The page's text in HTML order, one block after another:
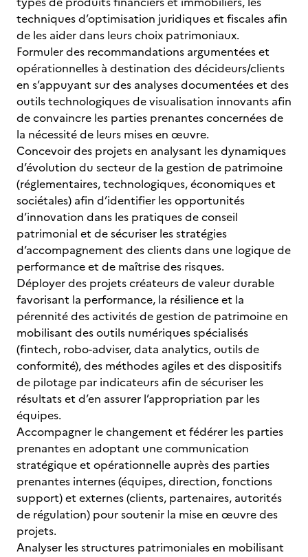
techniques d’optimisation juridiques et fiscales afin
de les aider dans leurs choix patrimoniaux.
Formuler des recommandations argumentées et
opérationnelles à destination des décideurs/clients
en s’appuyant sur des analyses documentées et des
outils technologiques de visualisation innovants afin
de convaincre les parties prenantes concernées de
la nécessité de leurs mises en œuvre.
Concevoir des projets en analysant les dynamiques
d’évolution du secteur de la gestion de patrimoine
(réglementaires, technologiques, économiques et
sociétales) afin d’identifier les opportunités
d’innovation dans les pratiques de conseil
patrimonial et de sécuriser les stratégies
d’accompagnement des clients dans une logique de
performance et de maîtrise des risques.
Déployer des projets créateurs de valeur durable
favorisant la performance, la résilience et la
pérennité des activités de gestion de patrimoine en
mobilisant des outils numériques spécialisés
(fintech, robo-adviser, data analytics, outils de
conformité), des méthodes agiles et des dispositifs
de pilotage par indicateurs afin de sécuriser les
résultats et d’en assurer l’appropriation par les
équipes.
Accompagner le changement et fédérer les parties
prenantes en adoptant une communication
stratégique et opérationnelle auprès des parties
prenantes internes (équipes, direction, fonctions
support) et externes (clients, partenaires, autorités
de régulation) pour soutenir la mise en œuvre des
projets.
Analyser les structures patrimoniales en mobilisant